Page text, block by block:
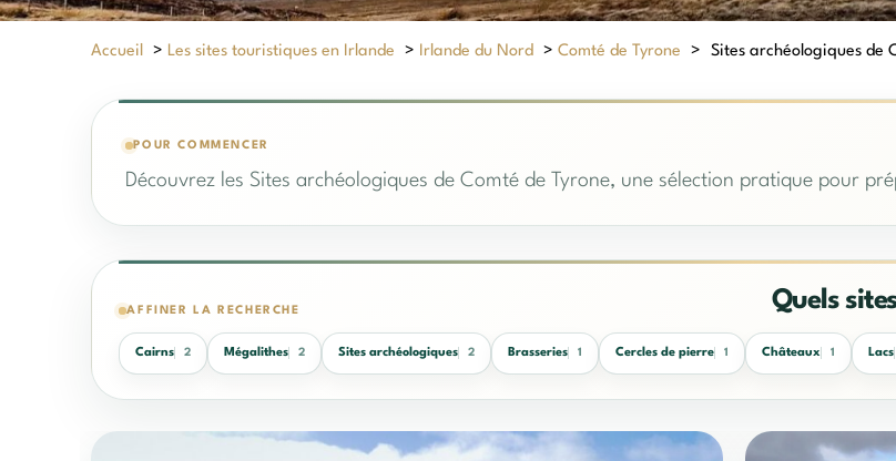
Accueil > Les sites touristiques en Irlande > Irlande du Nord >Comté de Tyrone > Sites archéologiques de
POUR COMMENCER
Découvrez les Sites archéologiques de Comté de Tyrone, une sélection pratique pour
AFFINER LA RECHERCHE Quels
Cairns 2 Mégalithes 2 Sites archéologiques 2 Brasseries 1 Cercles de pierre 1 Châteaux 1 Lacs